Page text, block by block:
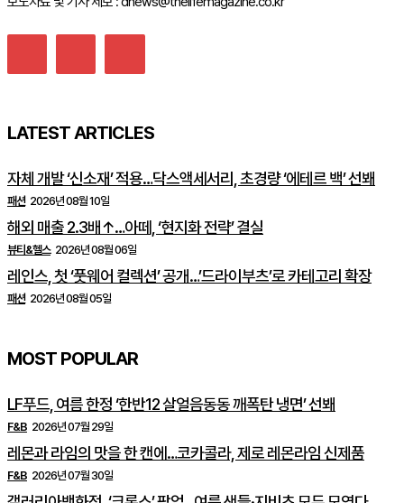
LATEST ARTICLES
자체 개발 ‘신소재’ 적용…닥스액세서리, 초경량 ‘에테르 백’ 선봬
패션 2026년 08월 10일
해외 매출 2.3배↑…아떼, ‘현지화 전략’ 결실
뷰티&헬스 2026년 08월 06일
레인스, 첫 ‘풋웨어 컬렉션’ 공개…’드라이부츠’로 카테고리 확장
패션 2026년 08월 05일
MOST POPULAR
LF푸드, 여름 한정 ‘한반12 살얼음동동 깨폭탄 냉면’ 선봬
F&B 2026년 07월 29일
레몬과 라임의 맛을 한 캔에…코카콜라, 제로 레몬라임 신제품
F&B 2026년 07월 30일